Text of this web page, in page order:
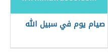
صيام يوم في سبيل الله